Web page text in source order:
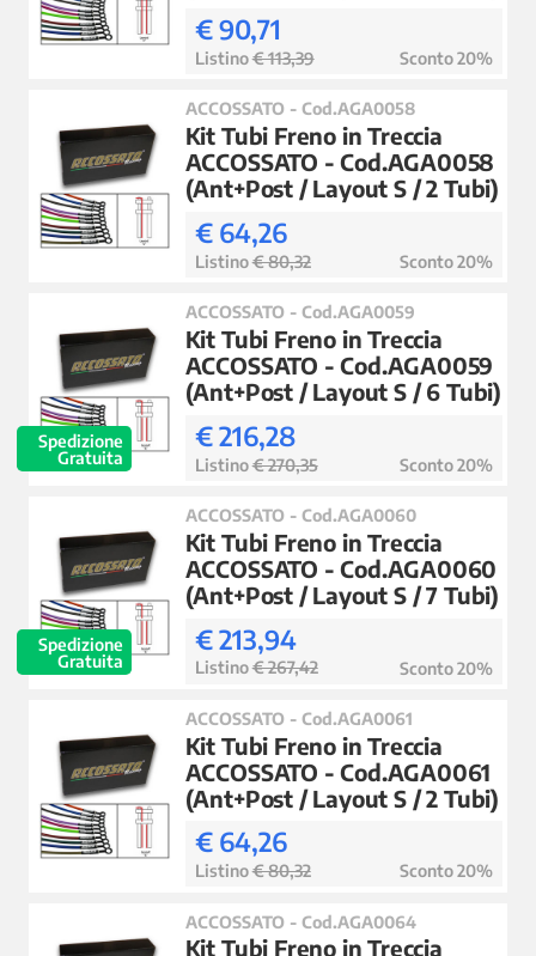
€ 90,71
Listino€ 113,39 Sconto 20%
ACCOSSATO - Cod.AGA0058
Kit Tubi Freno in Treccia
ACCOSSATO - Cod.AGA0058
(Ant+Post / Layout S / 2 Tubi)
€ 64,26
Listino€ 80,32 Sconto 20%
Spedizione
Gratuita
ACCOSSATO - Cod.AGA0059
Kit Tubi Freno in Treccia
ACCOSSATO - Cod.AGA0059
(Ant+Post / Layout S / 6 Tubi)
€ 216,28
Listino€ 270,35 Sconto 20%
Spedizione
Gratuita
ACCOSSATO - Cod.AGA0060
Kit Tubi Freno in Treccia
ACCOSSATO - Cod.AGA0060
(Ant+Post / Layout S / 7 Tubi)
€ 213,94
Listino€ 267,42 Sconto 20%
ACCOSSATO - Cod.AGA0061
Kit Tubi Freno in Treccia
ACCOSSATO - Cod.AGA0061
(Ant+Post / Layout S / 2 Tubi)
€ 64,26
Listino€ 80,32 Sconto 20%
ACCOSSATO - Cod.AGA0064
Kit Tubi Freno in Treccia